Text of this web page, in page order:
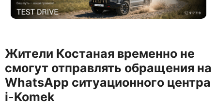
Жители Костаная временно не
смогут отправлять обращения на
WhatsApp ситуационного центра
i-Komek